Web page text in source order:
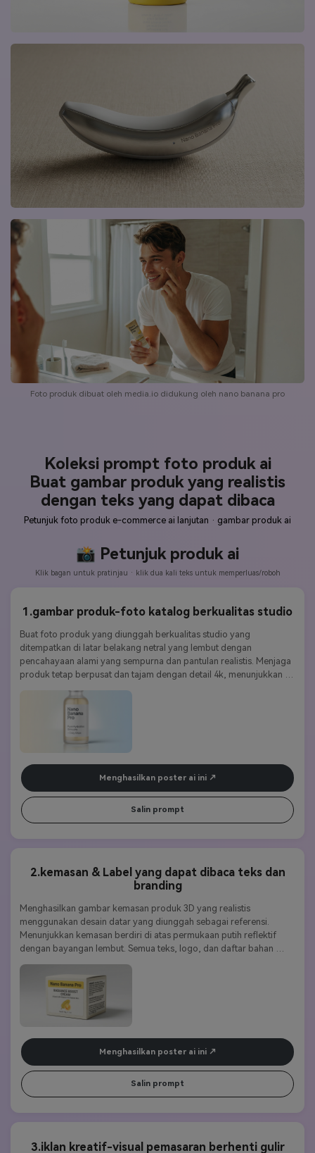
Foto produk dibuat oleh media.io didukung oleh nano banana pro
Koleksi prompt foto produk ai
Buat gambar produk yang realistis
dengan teks yang dapat dibaca
Petunjuk foto produk e-commerce ai lanjutan · gambar produk ai
📸 Petunjuk produk ai
Klik bagan untuk pratinjau · klik dua kali teks untuk memperluas/roboh
1.gambar produk-foto katalog berkualitas studio
Buat foto produk yang diunggah berkualitas studio yang
ditempatkan di latar belakang netral yang lembut dengan
pencahayaan alami yang sempurna dan pantulan realistis. Menjaga
produk tetap berpusat dan tajam dengan detail 4k, menunjukkan
tekstur dan bahan asli. Gunakan nano banana pro untuk bayangan
dan sorotan yang hidup. Tidak ada tanda air, tidak ada overlay
Menghasilkan poster ai ini
Salin prompt
2.kemasan & Label yang dapat dibaca teks dan
branding
Menghasilkan gambar kemasan produk 3D yang realistis
menggunakan desain datar yang diunggah sebagai referensi.
Menunjukkan kemasan berdiri di atas permukaan putih reflektif
dengan bayangan lembut. Semua teks, logo, dan daftar bahan
harus tajam dan dapat dibaca, dibungkus sempurna di sekeliling
kotak atau botol. Menekankan rendering teks yang akurat dari nano
banana pro dan warna yang konsisten dengan merek.
Menghasilkan poster ai ini
Salin prompt
3.iklan kreatif-visual pemasaran berhenti gulir